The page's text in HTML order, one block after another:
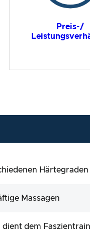
Preis-/
Härtegraden
Massagen
dem